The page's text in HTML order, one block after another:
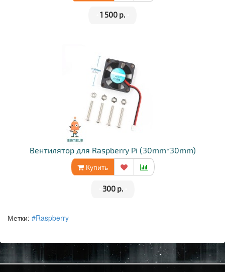
1 500 р.
Вентилятор для Raspberry Pi (30mm*30mm)
Купить
300 р.
Метки: #Raspberry